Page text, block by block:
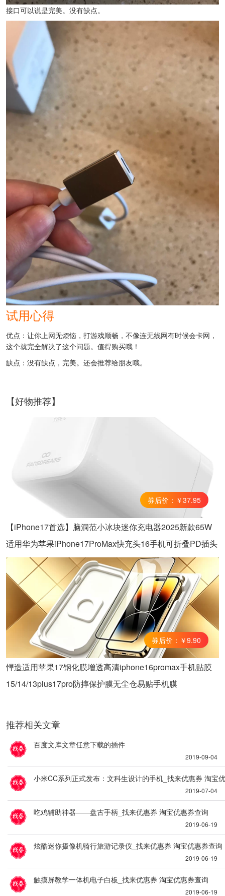
接口可以说是完美。没有缺点。
试用心得
优点：让你上网无烦恼，打游戏顺畅，不像连无线网有时候会卡网，
这个就完全解决了这个问题。值得购买哦！
缺点：没有缺点，完美。还会推荐给朋友哦。
【好物推荐】
券后价：￥37.95
【iPhone17首选】脑洞范小冰块迷你充电器2025新款65W
适用华为苹果iPhone17ProMax快充头16手机可折叠PD插头
券后价：￥9.90
悍造适用苹果17钢化膜增透高清iphone16promax手机贴膜
15/14/13plus17pro防摔保护膜无尘仓易贴手机膜
推荐相关文章
百度文库文章任意下载的插件
2019-09-04
小米CC系列正式发布：文科生设计的手机_找来优惠券 淘宝
2019-07-04
吃鸡辅助神器——盘古手柄_找来优惠券 淘宝优惠券查询
2019-06-19
炫酷迷你摄像机骑行旅游记录仪_找来优惠券 淘宝优惠券查询
2019-06-19
触摸屏教学一体机电子白板_找来优惠券 淘宝优惠券查询
2019-06-19